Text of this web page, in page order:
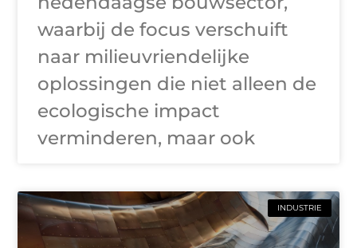
waarbij de focus verschuift
naar milieuvriendelijke
oplossingen die niet alleen de
ecologische impact
verminderen, maar ook
INDUSTRIE